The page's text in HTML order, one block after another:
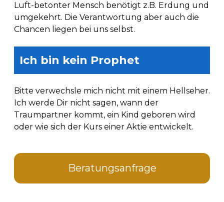
Luft-betonter Mensch benötigt z.B. Erdung und
umgekehrt. Die Verantwortung aber auch die
Chancen liegen bei uns selbst.
Ich bin kein Prophet
Bitte verwechsle mich nicht mit einem Hellseher.
Ich werde Dir nicht sagen, wann der
Traumpartner kommt, ein Kind geboren wird
oder wie sich der Kurs einer Aktie entwickelt.
Beratungsanfrage